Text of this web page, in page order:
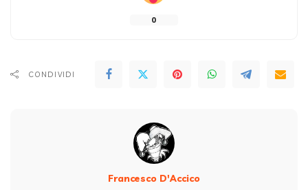
0
CONDIVIDI
Francesco D'Accico